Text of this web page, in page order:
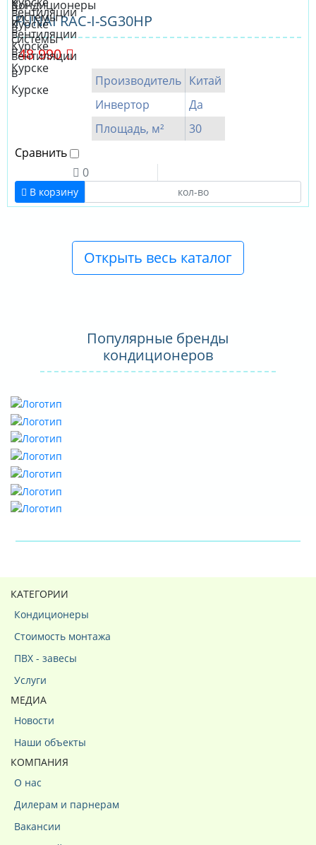
FUNAI RAC-I-SG30HP
48 990
Производитель Китай
Инвертор
Да
Площадь, м²
30
Сравнить
0
В корзину
Открыть весь каталог
Популярные бренды
кондиционеров
КАТЕГОРИИ
Кондиционеры
Стоимость монтажа
ПВХ - завесы
Услуги
МЕДИА
Новости
Наши объекты
КОМПАНИЯ
О нас
Дилерам и парнерам
Вакансии